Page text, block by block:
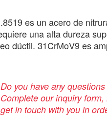
es un acero de
una alta dureza
dúctil. 31CrMoV9 es
Do you have any
Complete our inquiry
get in touch with you in